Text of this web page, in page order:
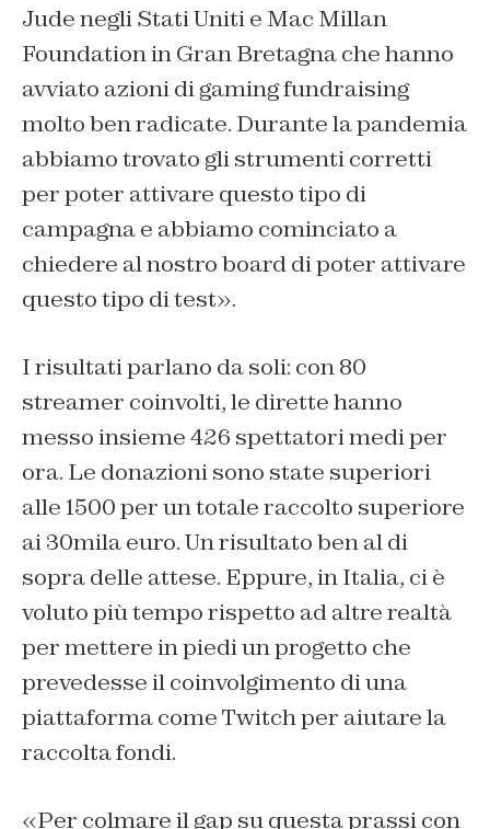
Jude negli Stati Uniti e Mac Millan
Foundation in Gran Bretagna che hanno
avviato azioni di gaming fundraising
molto ben radicate. Durante la pandemia
abbiamo trovato gli strumenti corretti
per poter attivare questo tipo di
campagna e abbiamo cominciato a
chiedere al nostro board di poter attivare
questo tipo di test».
I risultati parlano da soli: con 80
streamer coinvolti, le dirette hanno
messo insieme 426 spettatori medi per
ora. Le donazioni sono state superiori
alle 1500 per un totale raccolto superiore
ai 30mila euro. Un risultato ben al di
sopra delle attese. Eppure, in Italia, ci è
voluto più tempo rispetto ad altre realtà
per mettere in piedi un progetto che
prevedesse il coinvolgimento di una
piattaforma come Twitch per aiutare la
raccolta fondi.
«Per colmare il gap su questa prassi con